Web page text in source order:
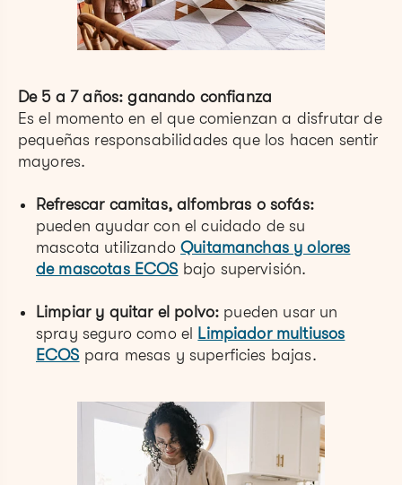
De 5 a 7 años: ganando confianza
Es el momento en el que comienzan a disfrutar de
pequeñas responsabilidades que los hacen sentir
mayores.
Refrescar camitas, alfombras o sofás:
pueden ayudar con el cuidado de su
mascota utilizandoQuitamanchas y olores
de mascotas ECOS bajo supervisión.
Limpiar y quitar el polvo: pueden usar un
spray seguro como el Limpiador multiusos
ECOS para mesas y superficies bajas.